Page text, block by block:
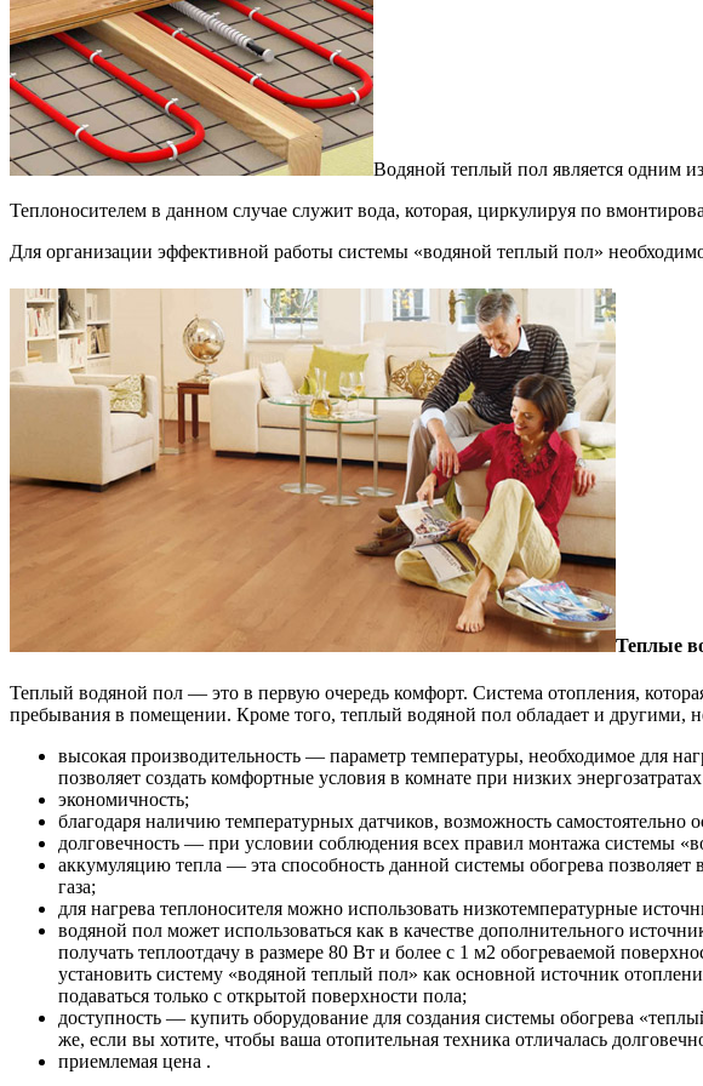
Водяной теплый пол является одним
Теплоносителем в данном случае служит вода, которая, циркулируя по
Для организации эффективной работы системы «водяной теплый пол»
Теплые
Теплый водяной пол — это в первую очередь комфорт. Система отопления,
пребывания в помещении. Кроме того, теплый водяной пол обладает и другими,
высокая производительность — параметр температуры, необходимое для
позволяет создать комфортные условия в комнате при низких
экономичность;
благодаря наличию температурных датчиков, возможность
долговечность — при условии соблюдения всех правил монтажа системы
аккумуляцию тепла — эта способность данной системы обогрева
газа;
для нагрева теплоносителя можно использовать низкотемпературные
водяной пол может использоваться как в качестве дополнительного
получать теплоотдачу в размере 80 Вт и более с 1 м2 обогреваемой
установить систему «водяной теплый пол» как основной источник
подаваться только с открытой поверхности пола;
доступность — купить оборудование для создания системы обогрева
же, если вы хотите, чтобы ваша отопительная техника отличалась
приемлемая цена .